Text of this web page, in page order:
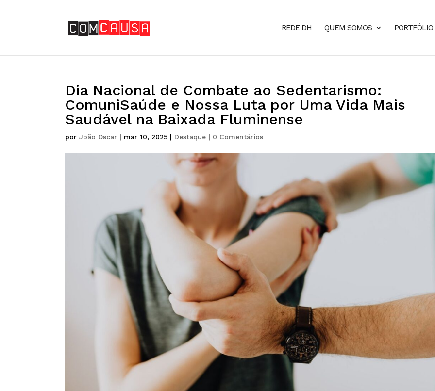
REDE DH QUEM SOMOS PORTFÓLIO
Dia Nacional de Combate ao Sedentarismo:
ComuniSaúde e Nossa Luta por Uma Vida Mais
Saudável na Baixada Fluminense
porJoão Oscar | mar 10, 2025 | Destaque | 0 Comentários